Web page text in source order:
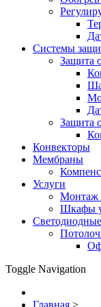
Системы
Защита
Защита
Конвекторы
Мембраны
Услуги
Монтаж
Шкафы
Toggle Navigation
Главная >